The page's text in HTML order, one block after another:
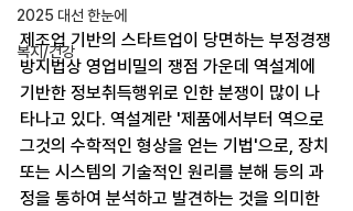
2025 대선 한눈에
복지/건강
제조업 기반의 스타트업이 당면하는 부정경쟁
방지법상 영업비밀의 쟁점 가운데 역설계에
기반한 정보취득행위로 인한 분쟁이 많이 나
타나고 있다. 역설계란 '제품에서부터 역으로
그것의 수학적인 형상을 얻는 기법'으로, 장치
또는 시스템의 기술적인 원리를 분해 등의 과
정을 통하여 분석하고 발견하는 것을 의미한